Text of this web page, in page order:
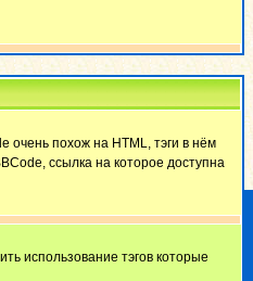
очень похож на HTML, тэги в нём
ссылка на которое доступна
использование тэгов которые